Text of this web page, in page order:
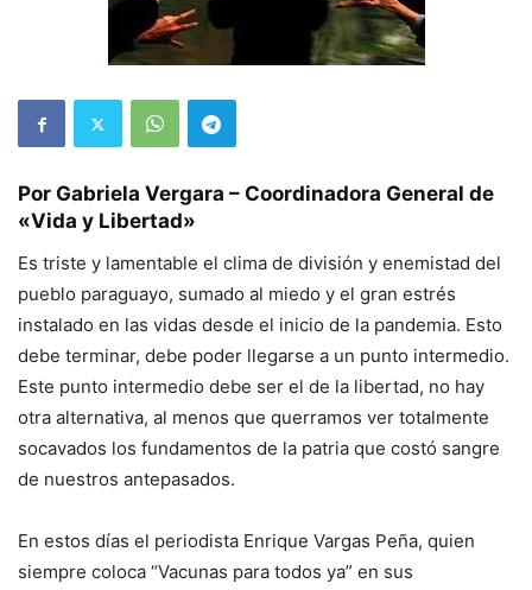
Por Gabriela Vergara – Coordinadora General de
«Vida y Libertad»
Es triste y lamentable el clima de división y enemistad del
pueblo paraguayo, sumado al miedo y el gran estrés
instalado en las vidas desde el inicio de la pandemia. Esto
debe terminar, debe poder llegarse a un punto intermedio.
Este punto intermedio debe ser el de la libertad, no hay
otra alternativa, al menos que querramos ver totalmente
socavados los fundamentos de la patria que costó sangre
de nuestros antepasados.
En estos días el periodista Enrique Vargas Peña, quien
siempre coloca “Vacunas para todos ya” en sus